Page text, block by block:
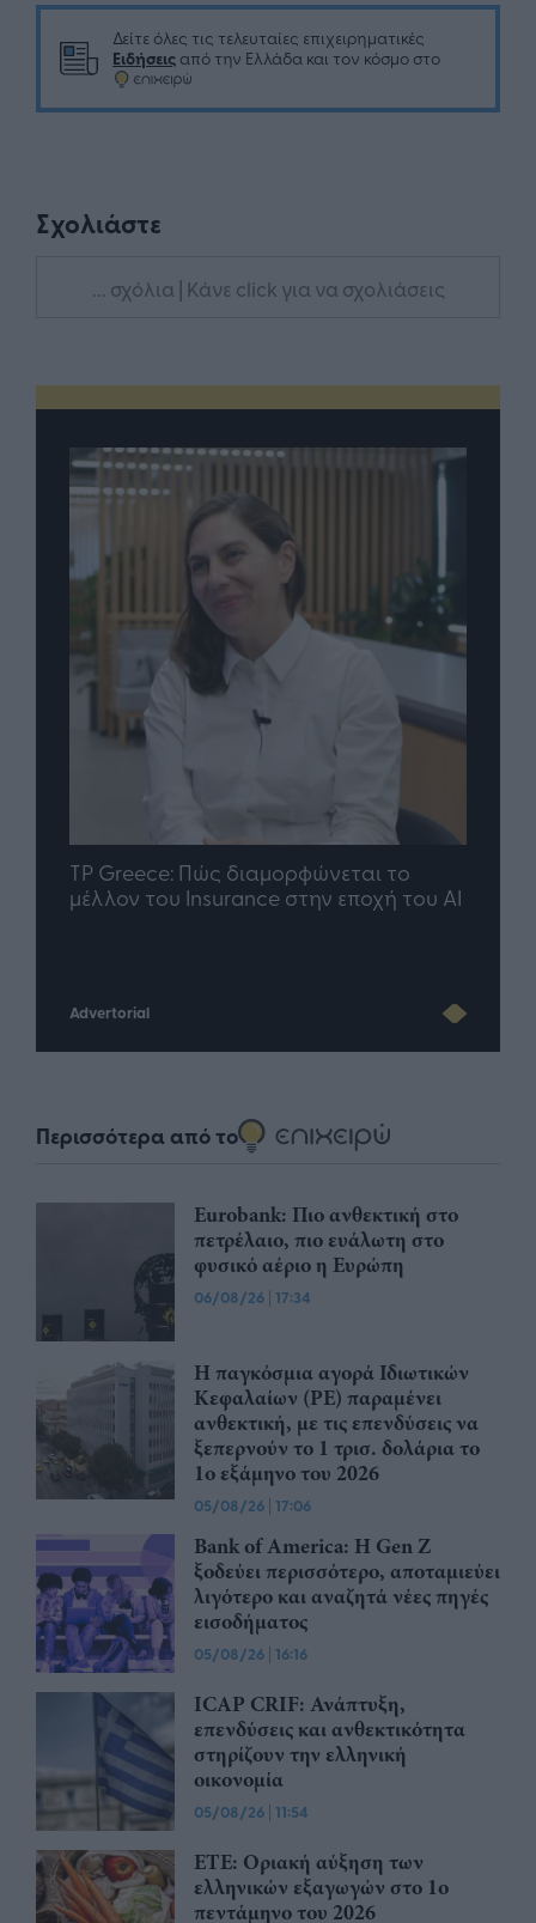
Δείτε όλες τις τελευταίες επιχειρηματικές
Ειδήσεις από την Ελλάδα και τον κόσμο στο
Σχολιάστε
... σχόλια | Κάνε click για να σχολιάσεις
TP Greece: Πώς διαμορφώνεται το
μέλλον του Insurance στην εποχή του AI
Advertorial
Περισσότερα από το
Eurobank: Πιο ανθεκτική στο
πετρέλαιο, πιο ευάλωτη στο
φυσικό αέριο η Ευρώπη
06/08/26 | 17:34
Η παγκόσμια αγορά Ιδιωτικών
Κεφαλαίων (PE) παραμένει
ανθεκτική, με τις επενδύσεις να
ξεπερνούν το 1 τρισ. δολάρια το
1ο εξάμηνο του 2026
05/08/26 | 17:06
Bank of America: Η Gen Z
ξoδεύει περισσότερο, αποταμιεύει
λιγότερο και αναζητά νέες πηγές
εισοδήματος
05/08/26 | 16:16
ICAP CRIF: Ανάπτυξη,
επενδύσεις και ανθεκτικότητα
στηρίζουν την ελληνική
οικονομία
05/08/26 | 11:54
ΕΤΕ: Οριακή αύξηση των
ελληνικών εξαγωγών στο 1ο
πεντάμηνο του 2026